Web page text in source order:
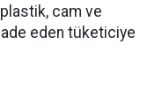
cam ve
eden tüketiciye